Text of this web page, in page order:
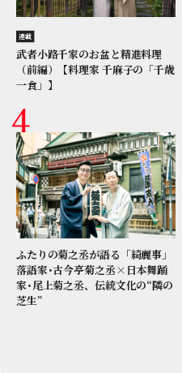
連載
武者小路千家のお盆と精進料理
（前編）【料理家 千麻子の「千歳
一食」】
ふたりの菊之丞が語る「綺麗事」
落語家･古今亭菊之丞×日本舞踊
家･尾上菊之丞、伝統文化の“隣の
芝生”